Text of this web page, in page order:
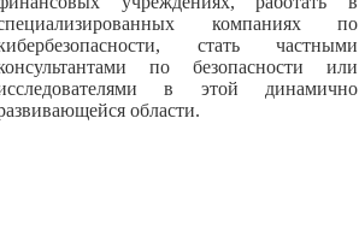
компаниях по
стать частными
по безопасности или
в этой динамично
области.